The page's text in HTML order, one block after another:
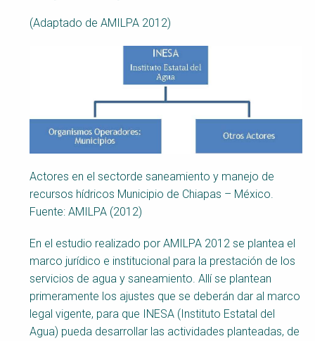
(Adaptado de AMILPA 2012)
Actores en el sectorde saneamiento y manejo de
recursos hídricos Municipio de Chiapas – México.
Fuente: AMILPA (2012)
En el estudio realizado por AMILPA 2012 se plantea el
marco jurídico e institucional para la prestación de los
servicios de agua y saneamiento. Allí se plantean
primeramente los ajustes que se deberán dar al marco
legal vigente, para que INESA (Instituto Estatal del
Agua) pueda desarrollar las actividades planteadas, de